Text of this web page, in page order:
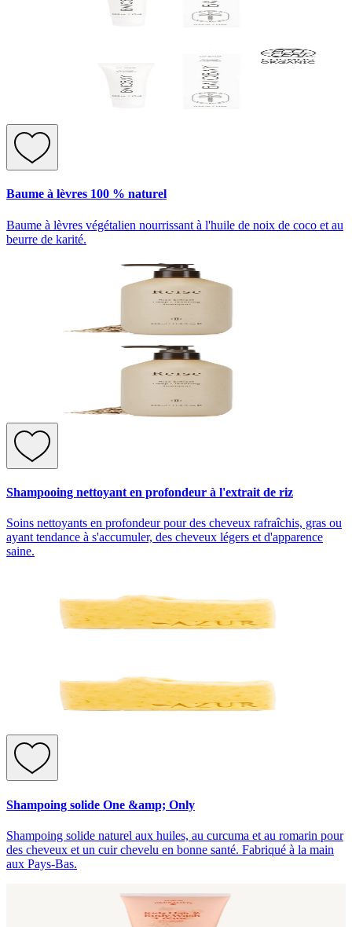
Baume à lèvres 100 % naturel
Baume à lèvres végétalien nourrissant à l'huile de noix de coco et au
beurre de karité.
Shampooing nettoyant en profondeur à l'extrait de riz
Soins nettoyants en profondeur pour des cheveux rafraîchis, gras ou
ayant tendance à s'accumuler, des cheveux légers et d'apparence
saine.
Shampoing solide One &amp; Only
Shampoing solide naturel aux huiles, au curcuma et au romarin pour
des cheveux et un cuir chevelu en bonne santé. Fabriqué à la main
aux Pays-Bas.